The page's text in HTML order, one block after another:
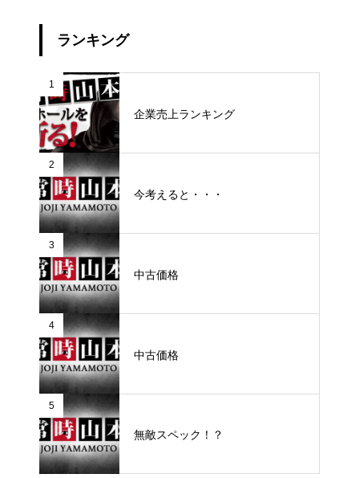
ランキング
1
企業売上ランキング
2
今考えると・・・
3
中古価格
4
中古価格
5
無敵スペック！？